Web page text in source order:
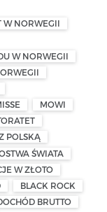
W NORWEGII
W NORWEGII
MOWI
POLSKĄ
ŚWIATA
W ZŁOTO
BLACK ROCK
BRUTTO